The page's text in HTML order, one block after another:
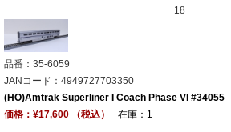
18
品番：35-6059
JANコード：4949727703350
(HO)Amtrak Superliner I Coach Phase VI #34055
価格：¥17,600 （税込）
在庫：1